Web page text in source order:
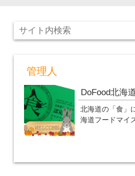
管理人
DoFood北海
北海道の「食」
海道フードマイ